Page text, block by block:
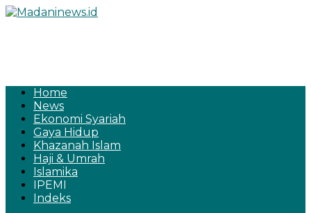
Home
News
Ekonomi Syariah
Gaya Hidup
Khazanah Islam
Haji & Umrah
Islamika
IPEMI
Indeks